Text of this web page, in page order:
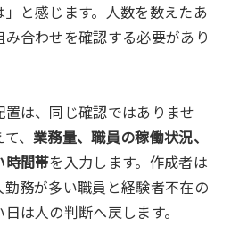
と感じます。人数を数えたあ
合わせを確認する必要があり
は、同じ確認ではありませ
、 業務量、職員の稼働状況、
時間帯を入力します。作成者は
務が多い職員と経験者不在の
は人の判断へ戻します。